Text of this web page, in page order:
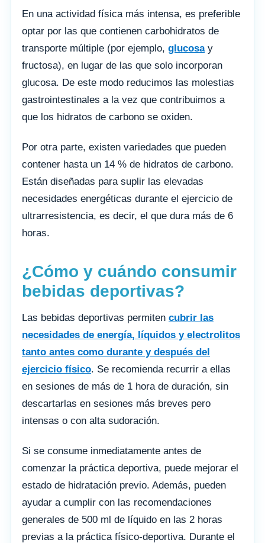
En una actividad física más intensa, es preferible
optar por las que contienen carbohidratos de
transporte múltiple (por ejemplo, glucosay
fructosa), en lugar de las que solo incorporan
glucosa. De este modo reducimos las molestias
gastrointestinales a la vez que contribuimos a
que los hidratos de carbono se oxiden.
Por otra parte, existen variedades que pueden
contener hasta un 14 % de hidratos de carbono.
Están diseñadas para suplir las elevadas
necesidades energéticas durante el ejercicio de
ultrarresistencia, es decir, el que dura más de 6
horas.
¿Cómo y cuándo consumir
bebidas deportivas?
Las bebidas deportivas permiten cubrir las
necesidades de energía, líquidos y electrolitos
tanto antes como durante y después del
ejercicio físico. Se recomienda recurrir a ellas
en sesiones de más de 1 hora de duración, sin
descartarlas en sesiones más breves pero
intensas o con alta sudoración.
Si se consume inmediatamente antes de
comenzar la práctica deportiva, puede mejorar el
estado de hidratación previo. Además, pueden
ayudar a cumplir con las recomendaciones
generales de 500 ml de líquido en las 2 horas
previas a la práctica físico-deportiva. Durante el